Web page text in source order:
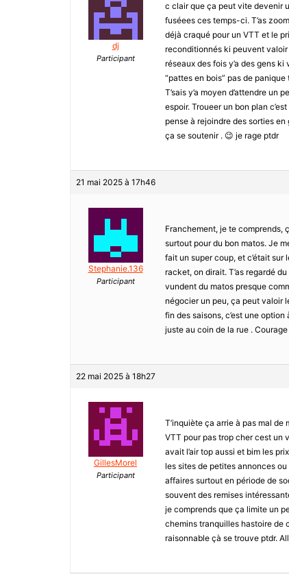
dj
Participant
c clair que ça peut vite devenir
fuséees ces temps-ci. T’as
déjà craqué pour un VTT et le
reconditionnés ki peuvent
réseaux des fois y’a des gens
“pattes en bois” pas de
T’sais y’a moyen d’attendre
espoir. Troueer un bon plan
pense à rejoindre des sorties
ça se soutenir . 😉 je rage ptdr
21 mai 2025 à 17h46
Stephanie.136
Participant
Franchement, je te comprends,
surtout pour du bon matos. Je
fait un super coup, et c’était sur
racket, on dirait. T’as regardé
vundent du matos presque
négocier un peu, ça peut valoir
fin des saisons, c’est une
juste au coin de la rue .
22 mai 2025 à 18h27
GillesMorel
Participant
T’inquiète ça arrie à pas mal de
VTT pour pas trop cher cest un
avait l’air top aussi et bim les
les sites de petites annonces
affaires surtout en période de
souvent des remises
je comprends que ça limite un
chemins tranquilles hastoire de
raisonnable çà se trouve ptdr.